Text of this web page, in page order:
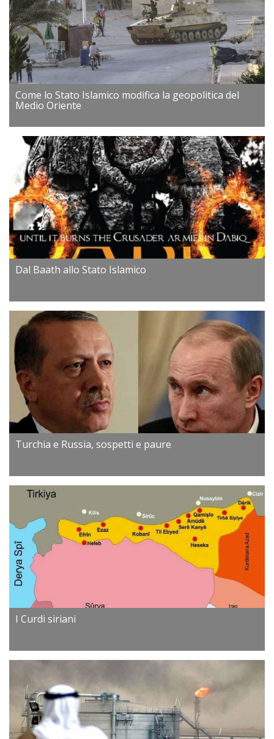
Come lo Stato Islamico modifica la geopolitica del
Medio Oriente
Dal Baath allo Stato Islamico
Turchia e Russia, sospetti e paure
I Curdi siriani